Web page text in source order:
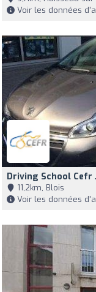
Voir les données
Driving School Cefr
11,2km, Blois
Voir les données